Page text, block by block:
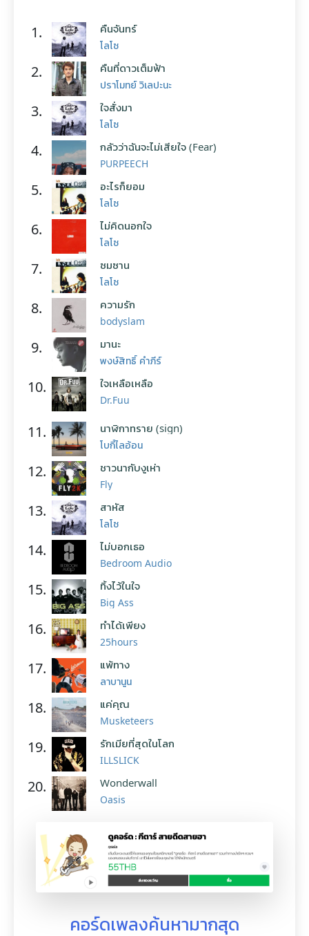
1. คืนจันทร์
โลโซ
2. คืนที่ดาวเต็มฟ้า
ปราโมทย์ วิเลปะนะ
3. ใจสั่งมา
โลโซ
4. กลัวว่าฉันจะไม่เสียใจ (Fear)
PURPEECH
5. อะไรก็ยอม
โลโซ
6. ไม่คิดนอกใจ
โลโซ
7. ซมซาน
โลโซ
8. ความรัก
bodyslam
9. มานะ
พงษ์สิทธิ์ คำภีร์
10. ใจเหลือเหลือ
Dr.Fuu
11. นาฬิกาทราย (sign)
โบกี้ไลอ้อน
12. ชาวนากับงูเห่า
Fly
13. สาหัส
โลโซ
14. ไม่บอกเธอ
Bedroom Audio
15. ทิ้งไว้ในใจ
Big Ass
16. ทำได้เพียง
25hours
17. แพ้ทาง
ลาบานูน
18. แค่คุณ
Musketeers
19. รักเมียที่สุดในโลก
ILLSLICK
20. Wonderwall
Oasis
คอร์ดเพลงค้นหามากสุด